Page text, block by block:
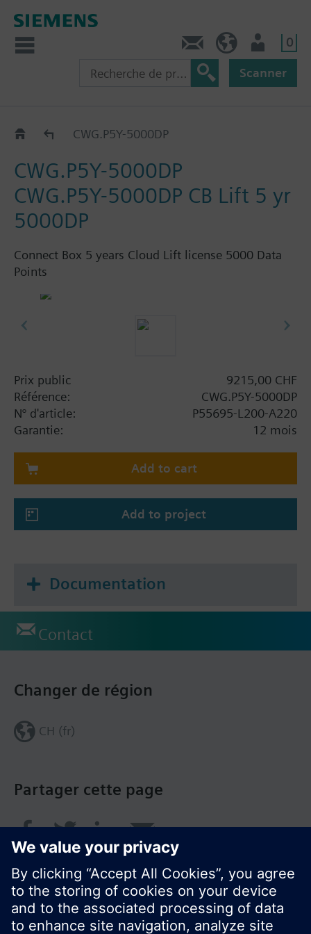
0
Scanner
Connect Box
CWG.P5Y-5000DP
CWG.P5Y-5000DP
CWG.P5Y-5000DP CB Lift 5 yr
5000DP
Connect Box 5 years Cloud Lift license 5000 Data
Points
Prix public
9215,00 CHF
Référence:
CWG.P5Y-5000DP
N° d'article:
P55695-L200-A220
Garantie:
12 mois
Add to cart
Add to project
Documentation
Contact
Partager cette page
Changer de région
CH (fr)